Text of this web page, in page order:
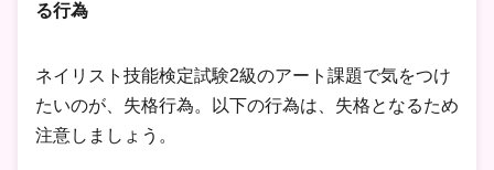
る行為
ネイリスト技能検定試験2級のアート課題で気をつけ
たいのが、失格行為。以下の行為は、失格となるため
注意しましょう。